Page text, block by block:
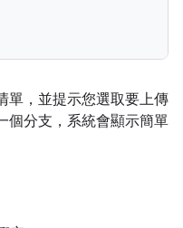
單，並提示您選取要上傳
個分支，系統會顯示簡單